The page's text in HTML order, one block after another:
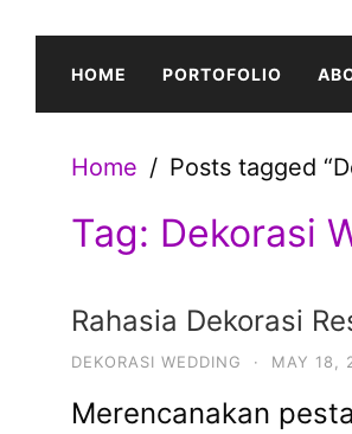
content
HOME PORTOFOLIO
Home Posts tagged
Tag: Dekorasi
Rahasia Dekorasi
DEKORASI WEDDING · MAY 18,
Merencanakan